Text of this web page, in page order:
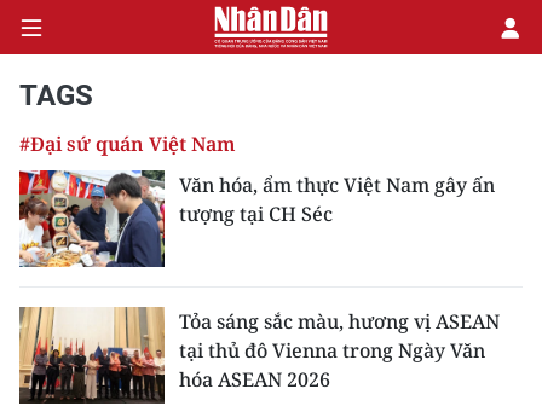
CHÍNH TRỊ
KINH TẾ
XÃ HỘI
PHÁP LUẬT
TAGS
#Đại sứ quán Việt Nam
Văn hóa, ẩm thực Việt Nam gây ấn
tượng tại CH Séc
Tỏa sáng sắc màu, hương vị ASEAN
tại thủ đô Vienna trong Ngày Văn
hóa ASEAN 2026